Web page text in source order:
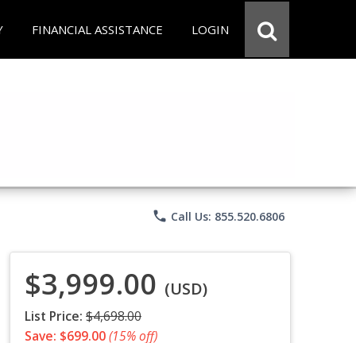
FINANCIAL ASSISTANCE LOGIN
phone Call Us: 855.520.6806
$3,999.00 (USD)
List Price: $4,698.00
Save: $699.00(15% off)